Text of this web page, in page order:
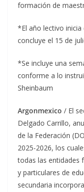
formación de
*El año lectivo
concluye el 15 de
*Se incluye una
conforme a lo
Sheinbaum
Argonmexico / El
Delgado Carrillo,
de la Federación
2025-2026, los
todas las entidades
y particulares de
secundaria